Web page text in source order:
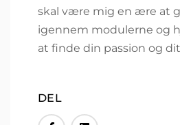
skal være mig en ære at
igennem modulerne og
at finde din passion og
DEL